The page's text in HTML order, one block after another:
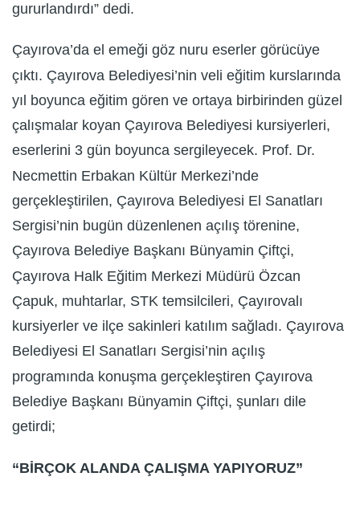
gururlandırdı” dedi.
Çayırova’da el emeği göz nuru eserler görücüye
çıktı. Çayırova Belediyesi’nin veli eğitim kurslarında
yıl boyunca eğitim gören ve ortaya birbirinden güzel
çalışmalar koyan Çayırova Belediyesi kursiyerleri,
eserlerini 3 gün boyunca sergileyecek. Prof. Dr.
Necmettin Erbakan Kültür Merkezi’nde
gerçekleştirilen, Çayırova Belediyesi El Sanatları
Sergisi’nin bugün düzenlenen açılış törenine,
Çayırova Belediye Başkanı Bünyamin Çiftçi,
Çayırova Halk Eğitim Merkezi Müdürü Özcan
Çapuk, muhtarlar, STK temsilcileri, Çayırovalı
kursiyerler ve ilçe sakinleri katılım sağladı. Çayırova
Belediyesi El Sanatları Sergisi’nin açılış
programında konuşma gerçekleştiren Çayırova
Belediye Başkanı Bünyamin Çiftçi, şunları dile
getirdi;
“BİRÇOK ALANDA ÇALIŞMA YAPIYORUZ”